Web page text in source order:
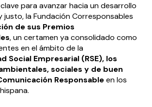
para avanzar hacia un desarrollo
justo, la Fundación Corresponsables
de sus Premios
, un certamen ya consolidado como
en el ámbito de la
Social Empresarial (RSE), los
sociales y de buen
Responsableen los